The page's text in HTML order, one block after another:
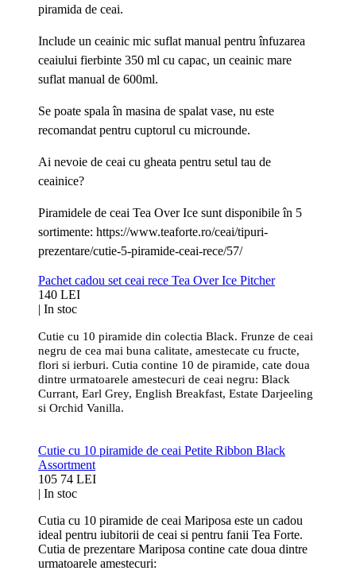
piramida de ceai.
Include un ceainic mic suflat manual pentru înfuzarea
ceaiului fierbinte 350 ml cu capac, un ceainic mare
suflat manual de 600ml.
Se poate spala în masina de spalat vase, nu este
recomandat pentru cuptorul cu microunde.
Ai nevoie de ceai cu gheata pentru setul tau de
ceainice?
Piramidele de ceai Tea Over Ice sunt disponibile în 5
sortimente: https://www.teaforte.ro/ceai/tipuri-
prezentare/cutie-5-piramide-ceai-rece/57/
Pachet cadou set ceai rece Tea Over Ice Pitcher
140 LEI
| In stoc
Cutie cu 10 piramide din colectia Black. Frunze de ceai
negru de cea mai buna calitate, amestecate cu fructe,
flori si ierburi. Cutia contine 10 de piramide, cate doua
dintre urmatoarele amestecuri de ceai negru: Black
Currant, Earl Grey, English Breakfast, Estate Darjeeling
si Orchid Vanilla.
Cutie cu 10 piramide de ceai Petite Ribbon Black
Assortment
105 74 LEI
| In stoc
Cutia cu 10 piramide de ceai Mariposa este un cadou
ideal pentru iubitorii de ceai si pentru fanii Tea Forte.
Cutia de prezentare Mariposa contine cate doua dintre
urmatoarele amestecuri: